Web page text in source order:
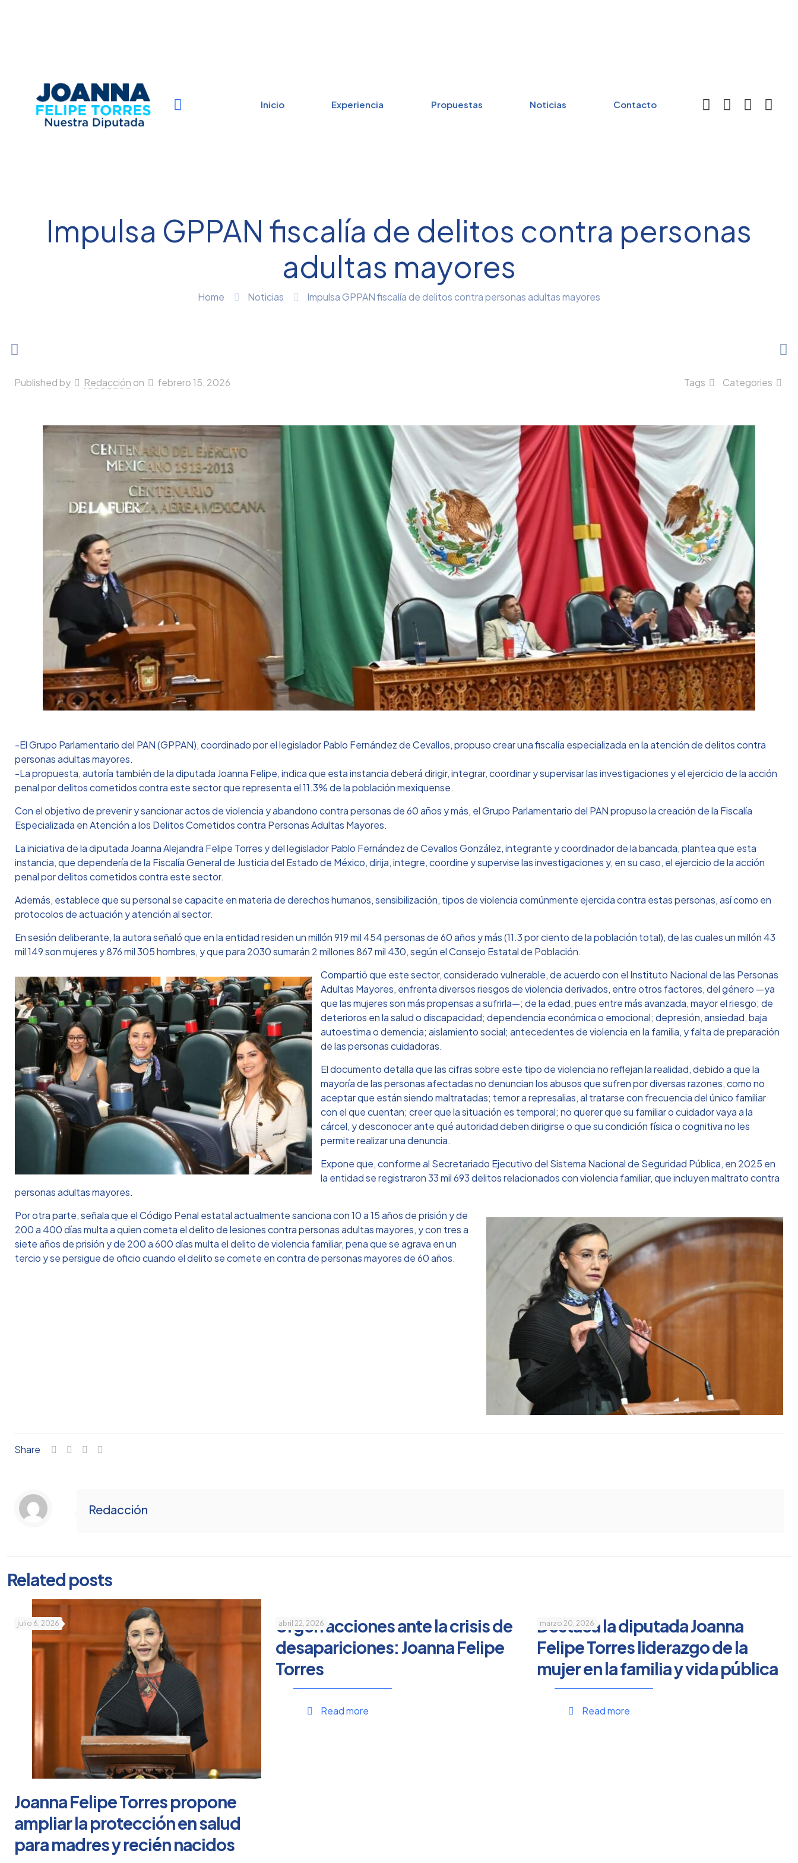
Inicio Experiencia Propuestas Noticias Contacto
Impulsa GPPAN fiscalía de delitos contra personas
adultas mayores
Home Noticias Impulsa GPPAN fiscalía de delitos contra personas adultas mayores
Published by Redacción on febrero 15, 2026 Categories
Tags
-El Grupo Parlamentario del PAN (GPPAN), coordinado por el legislador Pablo Fernández de Cevallos, propuso crear una fiscalía especializada en la atención de delitos contra
personas adultas mayores.
-La propuesta, autoría también de la diputada Joanna Felipe, indica que esta instancia deberá dirigir, integrar, coordinar y supervisar las investigaciones y el ejercicio de la acción
penal por delitos cometidos contra este sector que representa el 11.3% de la población mexiquense.
Con el objetivo de prevenir y sancionar actos de violencia y abandono contra personas de 60 años y más, el Grupo Parlamentario del PAN propuso la creación de la Fiscalía
Especializada en Atención a los Delitos Cometidos contra Personas Adultas Mayores.
La iniciativa de la diputada Joanna Alejandra Felipe Torres y del legislador Pablo Fernández de Cevallos González, integrante y coordinador de la bancada, plantea que esta
instancia, que dependería de la Fiscalía General de Justicia del Estado de México, dirija, integre, coordine y supervise las investigaciones y, en su caso, el ejercicio de la acción
penal por delitos cometidos contra este sector.
Además, establece que su personal se capacite en materia de derechos humanos, sensibilización, tipos de violencia comúnmente ejercida contra estas personas, así como en
protocolos de actuación y atención al sector.
En sesión deliberante, la autora señaló que en la entidad residen un millón 919 mil 454 personas de 60 años y más (11.3 por ciento de la población total), de las cuales un millón 43
mil 149 son mujeres y 876 mil 305 hombres, y que para 2030 sumarán 2 millones 867 mil 430, según el Consejo Estatal de Población.
Compartió que este sector, considerado vulnerable, de acuerdo con el Instituto Nacional de las Personas
Adultas Mayores, enfrenta diversos riesgos de violencia derivados, entre otros factores, del género —ya
que las mujeres son más propensas a sufrirla—; de la edad, pues entre más avanzada, mayor el riesgo; de
deterioros en la salud o discapacidad; dependencia económica o emocional; depresión, ansiedad, baja
autoestima o demencia; aislamiento social; antecedentes de violencia en la familia, y falta de preparación
de las personas cuidadoras.
El documento detalla que las cifras sobre este tipo de violencia no reflejan la realidad, debido a que la
mayoría de las personas afectadas no denuncian los abusos que sufren por diversas razones, como no
aceptar que están siendo maltratadas; temor a represalias, al tratarse con frecuencia del único familiar
con el que cuentan; creer que la situación es temporal; no querer que su familiar o cuidador vaya a la
cárcel, y desconocer ante qué autoridad deben dirigirse o que su condición física o cognitiva no les
permite realizar una denuncia.
Expone que, conforme al Secretariado Ejecutivo del Sistema Nacional de Seguridad Pública, en 2025 en
la entidad se registraron 33 mil 693 delitos relacionados con violencia familiar, que incluyen maltrato contra
personas adultas mayores.
Por otra parte, señala que el Código Penal estatal actualmente sanciona con 10 a 15 años de prisión y de
200 a 400 días multa a quien cometa el delito de lesiones contra personas adultas mayores, y con tres a
siete años de prisión y de 200 a 600 días multa el delito de violencia familiar, pena que se agrava en un
tercio y se persigue de oficio cuando el delito se comete en contra de personas mayores de 60 años.
Share
Redacción
Related posts
julio 6, 2026
Joanna Felipe Torres propone
ampliar la protección en salud
para madres y recién nacidos
abril 22, 2026
Urgen acciones ante la crisis de
desapariciones: Joanna Felipe
Torres
Read more
marzo 20, 2026
Destaca la diputada Joanna
Felipe Torres liderazgo de la
mujer en la familia y vida pública
Read more